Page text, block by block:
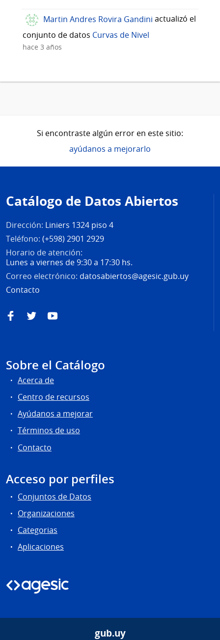
Martin Andres Rovira Gandini actualizó el
conjunto de datos Curvas de Nivel
hace 3 años
Si encontraste algún error en este sitio:
ayúdanos a mejorarlo
de
página
Catálogo de Datos Abiertos
Dirección: Liniers 1324 piso 4
Teléfono: (+598) 2901 2929
Horario de atención:
Lunes a viernes de 9:30 a 17:30 hs.
Correo electrónico: datosabiertos@agesic.gub.uy
Contacto
FacebookTwitterYouTube
Sobre el Catálogo
Acerca de
Centro de recursos
Ayúdanos a mejorar
Términos de uso
Contacto
Acceso por perfiles
Conjuntos de Datos
Organizaciones
Categorias
Aplicaciones
gub.uy